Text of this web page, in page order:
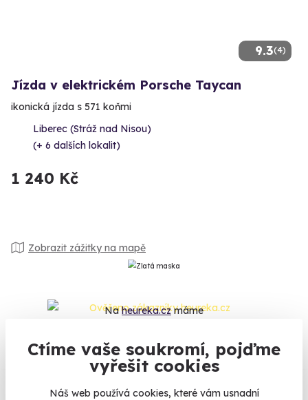
Ctíme vaše soukromí, pojďme
vyřešit cookies
Náš web používá cookies, které vám usnadní
9.3(4)
Jízda v elektrickém Porsche Taycan
ikonická jízda s 571 koňmi
Liberec (Stráž nad Nisou)
(+ 6 dalších lokalit)
1 240 Kč
Zobrazit zážitky na mapě
Naheureka.czmáme
Co si o nás myslí